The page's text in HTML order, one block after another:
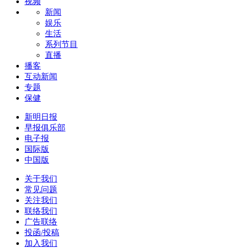
新闻
娱乐
生活
系列节目
直播
播客
互动新闻
专题
保健
新明日报
早报俱乐部
电子报
国际版
中国版
关于我们
常见问题
关注我们
联络我们
广告联络
投函/投稿
加入我们